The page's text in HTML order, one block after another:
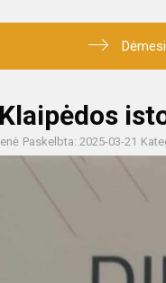
Paskelbta: 2025-03-21